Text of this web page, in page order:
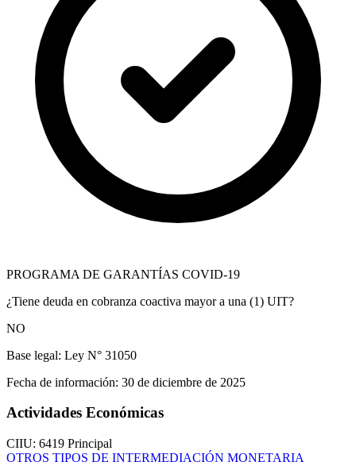
PROGRAMA DE GARANTÍAS COVID-19
¿Tiene deuda en cobranza coactiva mayor a una (1) UIT?
NO
Base legal: Ley N° 31050
Fecha de información: 30 de diciembre de 2025
Actividades Económicas
CIIU: 6419 Principal
OTROS TIPOS DE INTERMEDIACIÓN MONETARIA